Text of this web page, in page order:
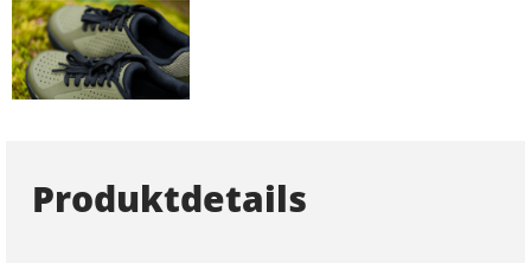
Produktdetails